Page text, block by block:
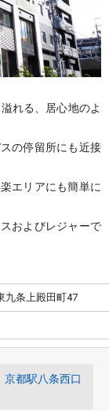
れる、居心地のよ
の停留所にも近接
エリアにも簡単に
およびレジャーで
九条上殿田町47
京都駅八条西口